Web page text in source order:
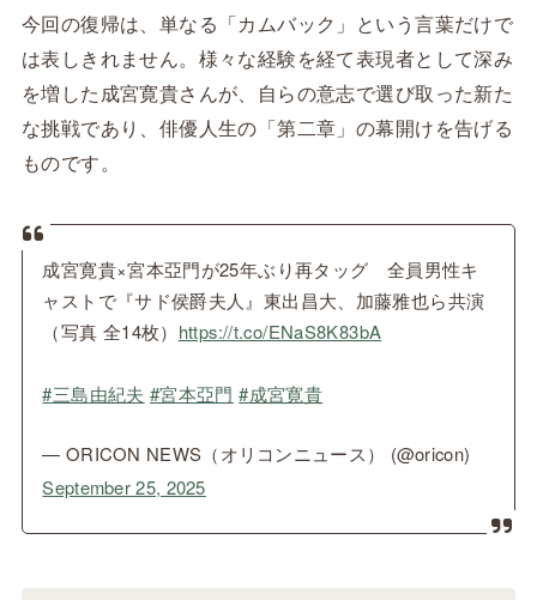
今回の復帰は、単なる「カムバック」という言葉だけで
は表しきれません。様々な経験を経て表現者として深み
を増した成宮寛貴さんが、自らの意志で選び取った新た
な挑戦であり、俳優人生の「第二章」の幕開けを告げる
ものです。
成宮寛貴×宮本亞門が25年ぶり再タッグ 全員男性キ
ャストで『サド侯爵夫人』東出昌大、加藤雅也ら共演
（写真 全14枚） https://t.co/ENaS8K83bA
#三島由紀夫 #宮本亞門 #成宮寛貴
— ORICON NEWS（オリコンニュース） (@oricon)
September 25, 2025